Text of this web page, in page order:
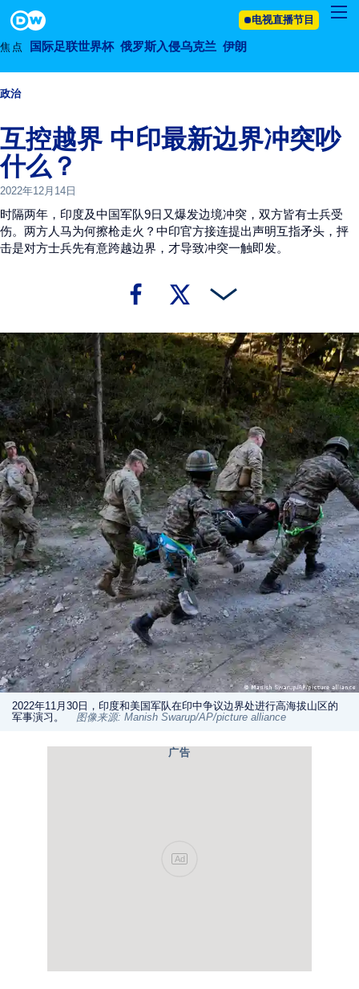
焦点 国际足联世界杯 俄罗斯入侵乌克兰 伊朗
电视直播节目
政治
互控越界 中印最新边界冲突吵
什么？
2022年12月14日
时隔两年，印度及中国军队9日又爆发边境冲突，双方皆有士兵受
伤。两方人马为何擦枪走火？中印官方接连提出声明互指矛头，抨
击是对方士兵先有意跨越边界，才导致冲突一触即发。
2022年11月30日，印度和美国军队在印中争议边界处进行高海拔山区的
军事演习。
图像来源: Manish Swarup/AP/picture alliance
广告
Ad
Footer